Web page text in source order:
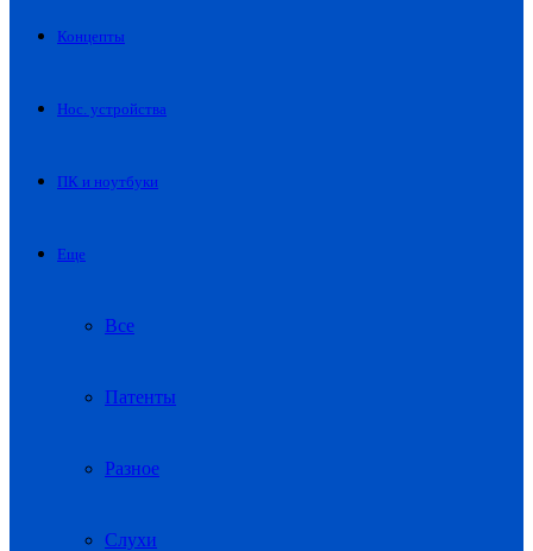
Концепты
Нос. устройства
ПК и ноутбуки
Еще
Все
Патенты
Разное
Слухи